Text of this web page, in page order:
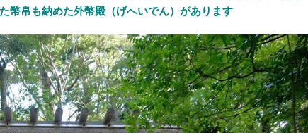
幣帛も納めた外幣殿（げへいでん） があります